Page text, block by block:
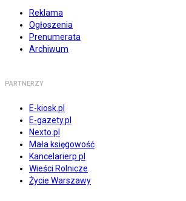
Reklama
Ogłoszenia
Prenumerata
Archiwum
PARTNERZY
E-kiosk.pl
E-gazety.pl
Nexto.pl
Mała księgowość
Kancelarierp.pl
Wieści Rolnicze
Życie Warszawy